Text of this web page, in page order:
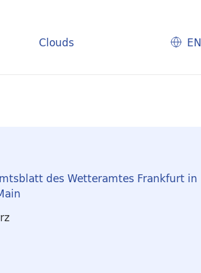
Clouds EN
des Wetteramtes Frankfurt in